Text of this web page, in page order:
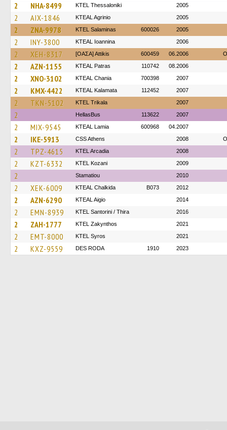
2 NHA-8499 KTEL Thessaloniki 2005
2 AIX-1846 KTEAL Agrinio 2005
2 ZNA-9978 KTEL Salaminas 600026 2005
2 INY-3800 KTEAL Ioannina 2006
2 XEH-8317 [ΟΑΣΑ] Αttikis 600459 06.2006
2 AZN-1155 KTEAL Patras 110742 08.2006
2 XNO-3102 KTEAL Chania 700398 2007
2 KMX-4422 KTEAL Kalamata 112452 2007
2 TKN-5102 ΚΤΕL Τrikala 2007
2 HellasBus 113622 2007
2 MIX-9545 KTEAL Lamia 600968 04.2007
2 IKE-5913 CSS Athens 2008
2 TPZ-4615 KTEL Arcadia 2008
2 KZT-6332 ΚΤΕL Kozani 2009
2 Stamatiou 2010
2 XEK-6009 KTEAL Chalkida B073 2012
2 AZN-6290 KTEAL Aigio 2014
2 EMN-8939 KTEL Santorini / Thira 2016
2 ZAH-1777 KTEL Zakynthos 2021
2 EMT-8000 KTEL Syros 2021
2 KXZ-9559 DES RODA 1910 2023